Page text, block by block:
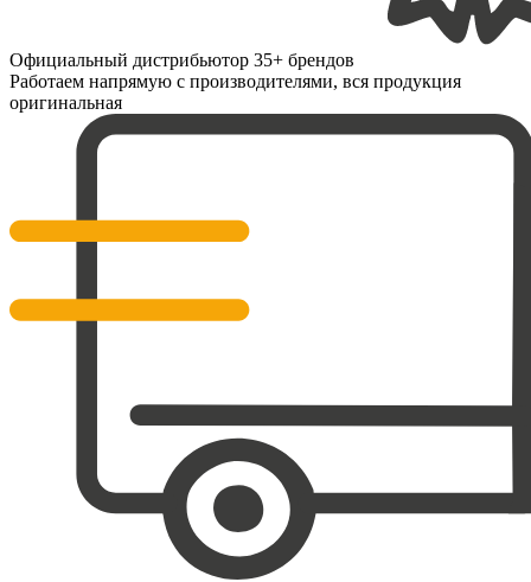
Официальный дистрибьютор 35+ брендов
Работаем напрямую с производителями, вся продукция
оригинальная